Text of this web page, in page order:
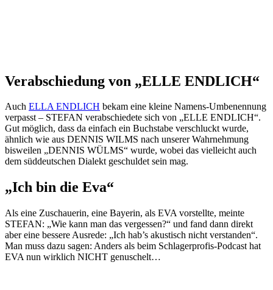
Verabschiedung von „ELLE ENDLICH“
Auch ELLA ENDLICH bekam eine kleine Namens-Umbenennung
verpasst – STEFAN verabschiedete sich von „ELLE ENDLICH“.
Gut möglich, dass da einfach ein Buchstabe verschluckt wurde,
ähnlich wie aus DENNIS WILMS nach unserer Wahrnehmung
bisweilen „DENNIS WÜLMS“ wurde, wobei das vielleicht auch
dem süddeutschen Dialekt geschuldet sein mag.
„Ich bin die Eva“
Als eine Zuschauerin, eine Bayerin, als EVA vorstellte, meinte
STEFAN: „Wie kann man das vergessen?“ und fand dann direkt
aber eine bessere Ausrede: „Ich hab’s akustisch nicht verstanden“.
Man muss dazu sagen: Anders als beim Schlagerprofis-Podcast hat
EVA nun wirklich NICHT genuschelt…